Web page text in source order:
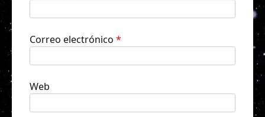
Correo electrónico *
Web